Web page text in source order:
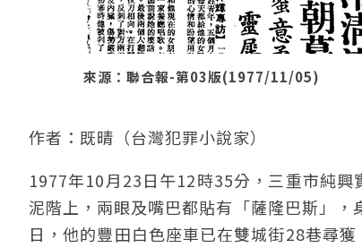
來源：聯合報-第03版(1977/11/05)
作者：既晴（台灣犯罪小說家）
1977年10月23日午12時35分，三重市純
泥階上，兩眼及嘴巴都貼有「薩隆巴斯」
日，他的豐田白色座車已在雙城街28巷尋